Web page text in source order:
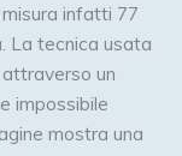
misura infatti 77
La tecnica usata
un
impossibile
mostra una